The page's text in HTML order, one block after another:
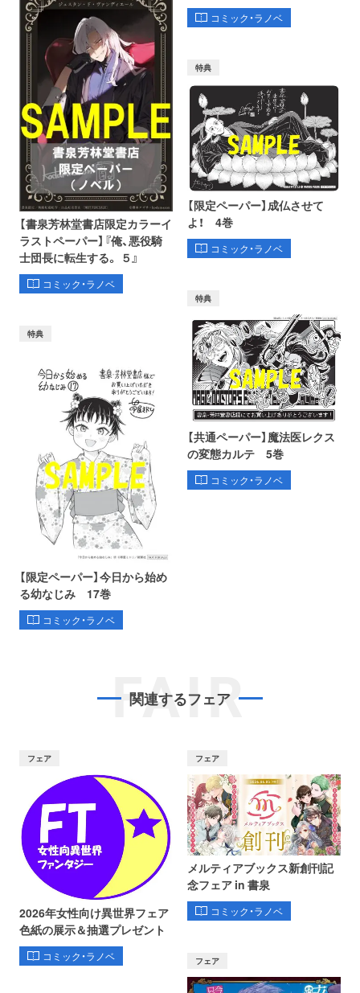
コミック・ラノベ
【書泉芳林堂書店限定カラーイ
ラストペーパー】『俺、悪役騎
士団長に転生する。 ５』
コミック・ラノベ
特典
【限定ペーパー】成仏させて
よ！ 4巻
コミック・ラノベ
特典
【限定ペーパー】今日から始め
る幼なじみ 17巻
コミック・ラノベ
特典
【共通ペーパー】魔法医レクス
の変態カルテ 5巻
コミック・ラノベ
FAIR
関連するフェア
フェア
2026年女性向け異世界フェア
色紙の展示＆抽選プレゼント
コミック・ラノベ
フェア
メルティアブックス新創刊記
念フェア in 書泉
コミック・ラノベ
フェア